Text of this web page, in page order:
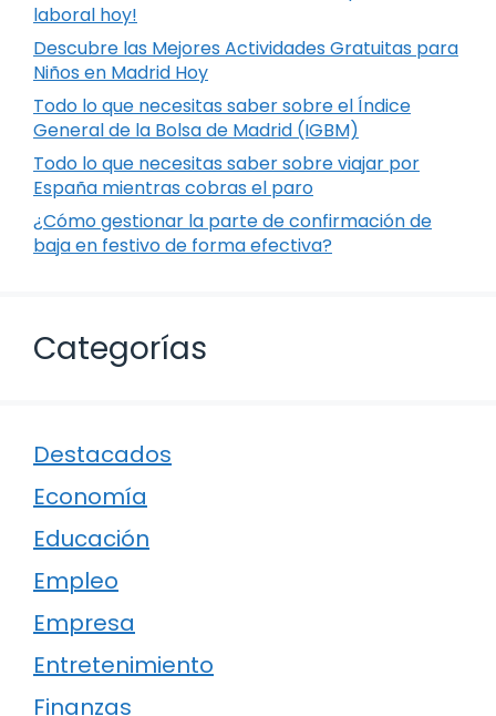
laboral hoy!
Descubre las Mejores Actividades Gratuitas para
Niños en Madrid Hoy
Todo lo que necesitas saber sobre el Índice
General de la Bolsa de Madrid (IGBM)
Todo lo que necesitas saber sobre viajar por
España mientras cobras el paro
¿Cómo gestionar la parte de confirmación de
baja en festivo de forma efectiva?
Categorías
Destacados
Economía
Educación
Empleo
Empresa
Entretenimiento
Finanzas